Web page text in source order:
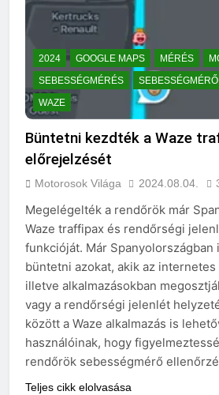
2024 GOOGLE MAPS MÉRÉS
SEBESSÉGMÉRÉS
SEBESSÉGMÉRŐ
WAZE
Büntetni kezdték a Waze
előrejelzését
Motorosok Világa 2024.08.04.
Megelégelték a rendőrök már
Waze traffipax és rendőrségi
funkcióját. Már Spanyolországban
büntetni azokat, akik az
illetve alkalmazásokban
vagy a rendőrségi jelenlét
között a Waze alkalmazás is
használóinak, hogy
rendőrök sebességmérő
Teljes cikk elolvasása